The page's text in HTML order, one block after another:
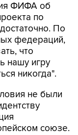
ФИФА об
по
По
федераций,
что
нашу игру
никогда".
не были
союзе.